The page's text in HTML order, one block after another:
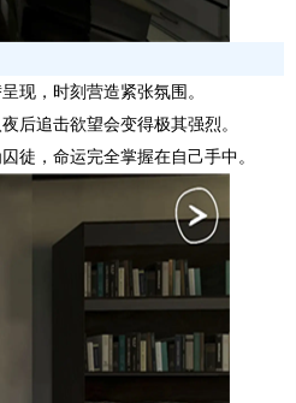
，时刻营造紧张氛围。
追击欲望会变得极其强烈。
，命运完全掌握在自己手中。